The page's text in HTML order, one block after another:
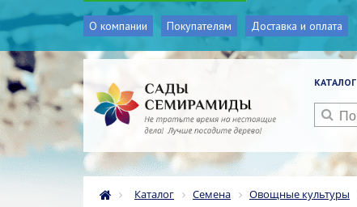
О компании Покупателям Доставка и оплата
КАТАЛОГ
Каталог Семена Овощные культуры